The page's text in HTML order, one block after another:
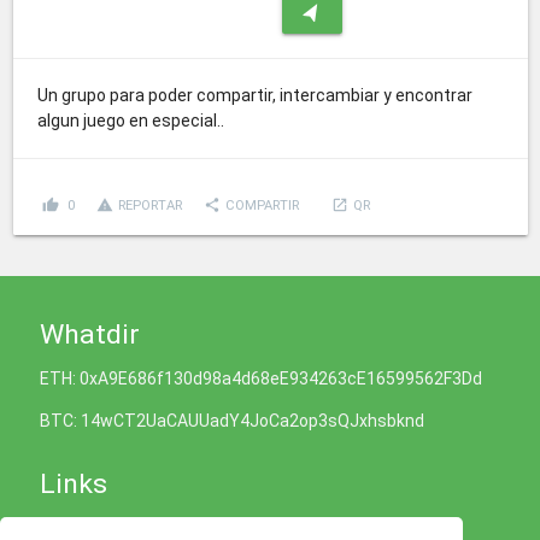
navigation
Un grupo para poder compartir, intercambiar y encontrar
algun juego en especial..
thumb_up 0 report_problem REPORTAR share COMPARTIR launch QR
Whatdir
ETH: 0xA9E686f130d98a4d68eE934263cE16599562F3Dd
BTC: 14wCT2UaCAUUadY4JoCa2op3sQJxhsbknd
Links